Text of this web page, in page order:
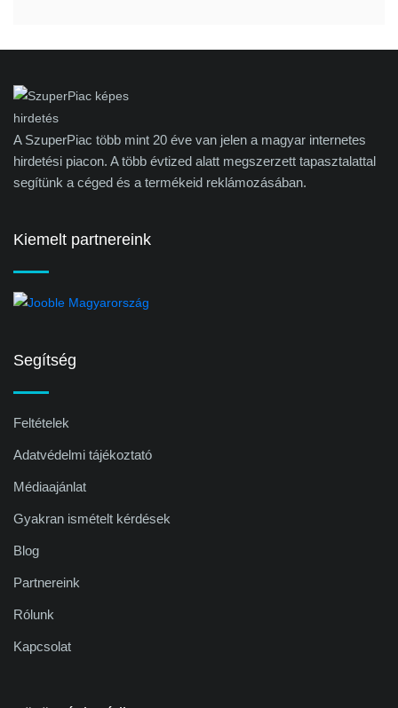
A SzuperPiac több mint 20 éve van jelen a magyar internetes
hirdetési piacon. A több évtized alatt megszerzett tapasztalattal
segítünk a céged és a termékeid reklámozásában.
Kiemelt partnereink
Segítség
Feltételek
Adatvédelmi tájékoztató
Médiaajánlat
Gyakran ismételt kérdések
Blog
Partnereink
Rólunk
Kapcsolat